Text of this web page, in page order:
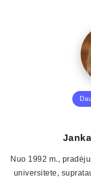
Nuo 1992 m.,
universitete,